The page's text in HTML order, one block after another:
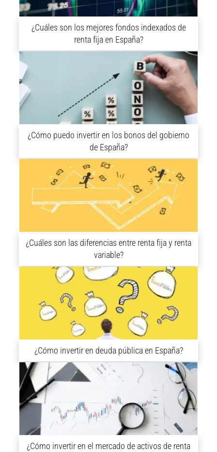
¿Cuáles son los mejores fondos indexados de
renta fija en España?
¿Cómo puedo invertir en los bonos del gobierno
de España?
¿Cuáles son las diferencias entre renta fija y renta
variable?
¿Cómo invertir en deuda pública en España?
¿Cómo invertir en el mercado de activos de renta